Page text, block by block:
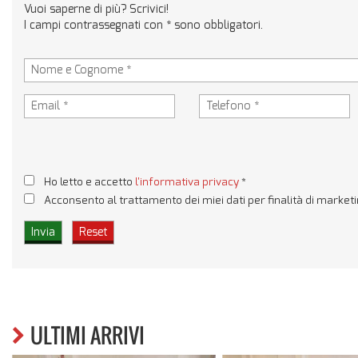
Vuoi saperne di più? Scrivici!
I campi contrassegnati con * sono obbligatori.
Ho letto e accetto l'informativa privacy*
Acconsento al trattamento dei miei dati per finalità di
ULTIMI ARRIVI